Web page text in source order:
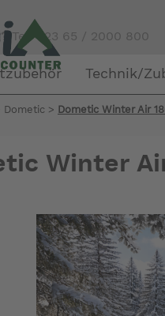
Tel. 023 65 / 2000 800
Technik/
Dometic > Dometic Winter Air
Winter